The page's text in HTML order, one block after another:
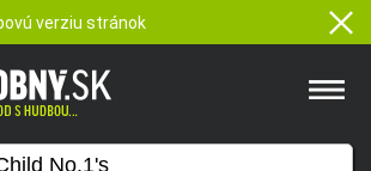
verziu stránok